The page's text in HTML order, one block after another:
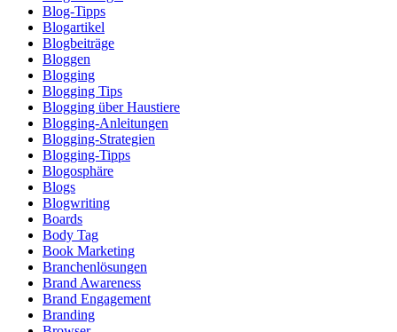
Blog-Tipps
Blogartikel
Blogbeiträge
Bloggen
Blogging
Blogging Tips
Blogging über Haustiere
Blogging-Anleitungen
Blogging-Strategien
Blogging-Tipps
Blogosphäre
Blogs
Blogwriting
Boards
Body Tag
Book Marketing
Branchenlösungen
Brand Awareness
Brand Engagement
Branding